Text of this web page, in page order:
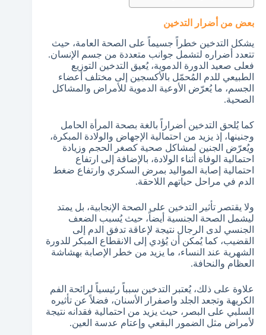
بعض من أضرار التدخين
يشكل التدخين خطراً جسيماً على الصحة العامة، حيث
تتعدد أضراره لتشمل جوانب متعددة من جسم الإنسان.
فعلى صعيد الدورة الدموية، يُعيق التدخين التوزيع
الطبيعي للدم المُحمّل بالأكسجين إلى مختلف أعضاء
الجسم، ما يُعرّض الأوعية الدموية للأمراض والمشاكل
الصحية.
كما يُلحق التدخين أضراراً بالغة بصحة المرأة الحامل
وجنينها، إذ يزيد من احتمالية الإجهاض والولادة المبكرة،
ويُعرّض الجنين لمشاكل صحية كصغر الحجم وزيادة
احتمالية الوفاة أثناء الولادة، بالإضافة إلى ارتفاع
احتمالية إصابة المواليد بمرض السكري وارتفاع ضغط
الدم في مراحل حياتهم اللاحقة.
ولا يقتصر تأثير التدخين على الصحة الإنجابية، بل يمتد
ليشمل الصحة الجنسية أيضاً، حيث يُسبب الضعف
الجنسي لدى الرجال نتيجة لإعاقة تدفق الدم إلى
القضيب، كما يُمكن أن يُؤدي إلى الانقطاع المبكر للدورة
الشهرية عند النساء، ما يزيد من خطر الإصابة بهشاشة
العظام والنحافة.
علاوة على ذلك، يُعتبر التدخين سبباً رئيسياً لرائحة الفم
الكريهة وتجعد الجلد واصفرار الأسنان، فضلاً عن تأثيره
السلبي على البصر، حيث يزيد من احتمالية فقدانه نتيجة
لأمراض مثل الضمور البقعي وإعتام عدسة العين.